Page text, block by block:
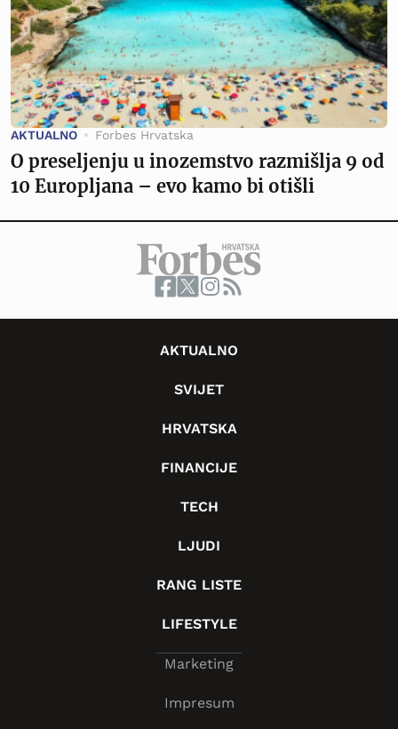
AKTUALNO Forbes Hrvatska
O preseljenju u inozemstvo razmišlja 9 od
10 Europljana – evo kamo bi otišli
AKTUALNO
SVIJET
HRVATSKA
FINANCIJE
TECH
LJUDI
RANG LISTE
LIFESTYLE
Marketing
Impresum